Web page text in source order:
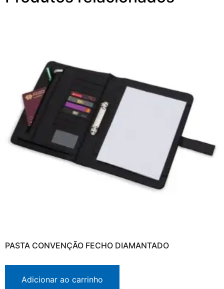
PASTA CONVENÇÃO FECHO DIAMANTADO
Adicionar ao carrinho